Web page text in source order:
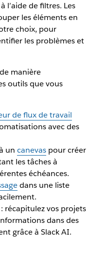
l’aide de filtres. Les
les éléments en
choix, pour
les problèmes et
manière
outils que vous
de flux de travail
avec des
un canevaspour créer
les tâches à
échéances.
dans une liste
récapitulez vos projets
dans des
grâce à Slack AI.